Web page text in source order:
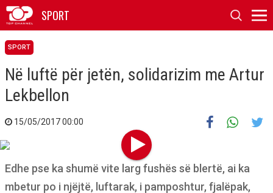
SPORT
SPORT
Në luftë për jetën, solidarizim me Artur
Lekbellon
15/05/2017 00:00
Edhe pse ka shumë vite larg fushës së blertë, ai ka
mbetur po i njëjtë, luftarak, i pamposhtur, fjalëpak,